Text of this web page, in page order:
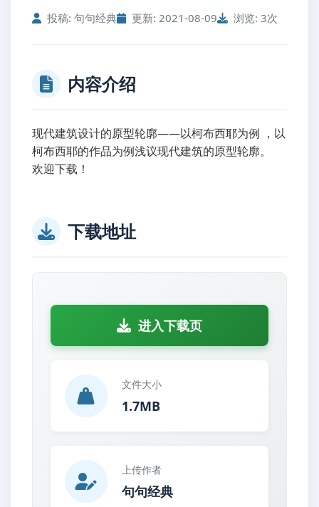
投稿: 句句经典 更新: 2021-08-09 浏览: 3次
内容介绍
现代建筑设计的原型轮廓——以柯布西耶为例 ，以
柯布西耶的作品为例浅议现代建筑的原型轮廓。
欢迎下载！
下载地址
进入下载页
文件大小
1.7MB
上传作者
句句经典